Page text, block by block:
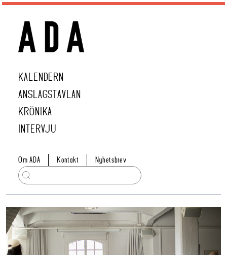
KALENDERN
ANSLAGSTAVLAN
KRÖNIKA
INTERVJU
Om ADA Kontakt Nyhetsbrev